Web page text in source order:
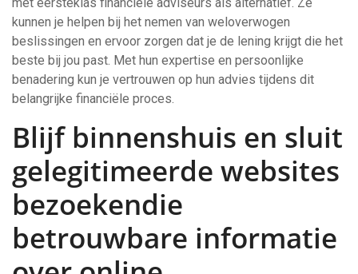
kunnen je helpen bij het nemen van weloverwogen
beslissingen en ervoor zorgen dat je de lening krijgt die het
beste bij jou past. Met hun expertise en persoonlijke
benadering kun je vertrouwen op hun advies tijdens dit
belangrijke financiële proces.
Blijf binnenshuis en sluit
gelegitimeerde websites
bezoekendie
betrouwbare informatie